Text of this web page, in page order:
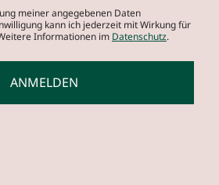
meiner angegebenen Daten
kann ich jederzeit mit Wirkung für
Informationen im Datenschutz.
ANMELDEN